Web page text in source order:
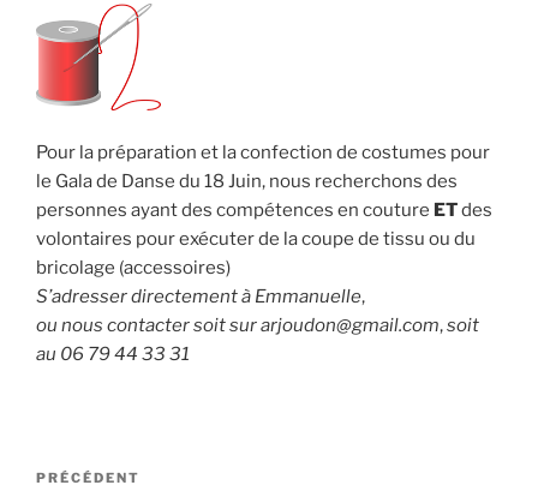
Pour la préparation et la confection de costumes pour
le Gala de Danse du 18 Juin, nous recherchons des
personnes ayant des compétences en couture ETdes
volontaires pour exécuter de la coupe de tissu ou du
bricolage (accessoires)
S’adresser directement à Emmanuelle,
ou nous contacter soit sur arjoudon@gmail.com,soit
au 06 79 44 33 31
Navigation
Article
PRÉCÉDENT